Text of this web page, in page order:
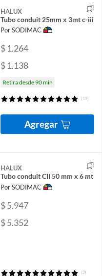
HALUX
Tubo conduit 25mm x 3mt c-iii
Por SODIMAC
$ 1.264
$ 1.138
Retira desde 90 min
(15)
Agregar
HALUX
Tubo conduit CII 50 mm x 6 mt
Por SODIMAC
$ 5.947
$ 5.352
(2)